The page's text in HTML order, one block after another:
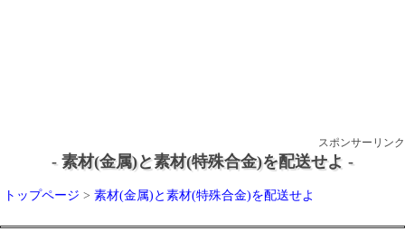
スポンサーリンク
- 素材(金属)と素材(特殊合金)を配送せよ -
トップページ > 素材(金属)と素材(特殊合金)を配送せよ